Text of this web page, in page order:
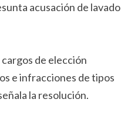
acusación de lavado
de elección
e infracciones de tipos
la resolución.